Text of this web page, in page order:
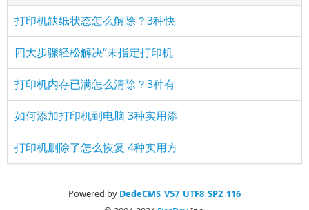
打印机缺纸状态怎么解除？3种快
四大步骤轻松解决“未指定打印机
打印机内存已满怎么清除？3种有
如何添加打印机到电脑 3种实用添
打印机删除了怎么恢复 4种实用方
Powered by DedeCMS_V57_UTF8_SP2_116